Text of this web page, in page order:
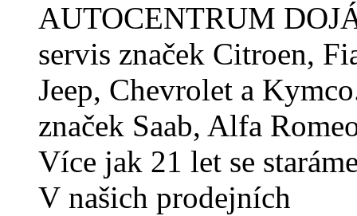
AUTOCENTRUM
servis značek Citroen,
Jeep, Chevrolet a
značek Saab, Alfa
Více jak 21 let se
V našich prodejních